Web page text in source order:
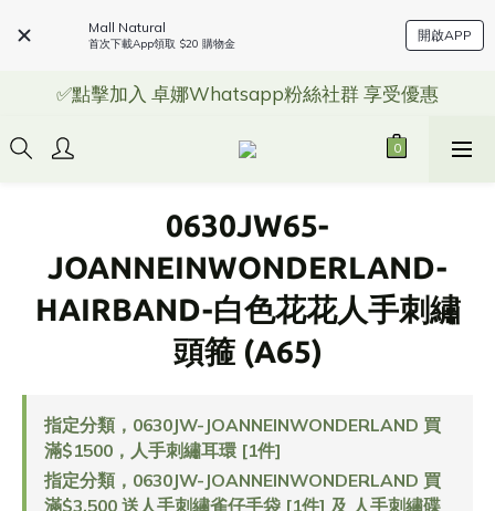
Mall Natural
首次下載App領取 $20 購物金
開啟APP
✅點擊加入 卓娜Whatsapp粉絲社群 享受優惠
0630JW65-
JOANNEINWONDERLAND-
HAIRBAND-白色花花人手刺繡
頭箍 (A65)
指定分類，0630JW-JOANNEINWONDERLAND 買
滿$1500，人手刺繡耳環 [1件]
指定分類，0630JW-JOANNEINWONDERLAND 買
滿$3,500 送人手刺繡雀仔手袋 [1件] 及 人手刺繡碟